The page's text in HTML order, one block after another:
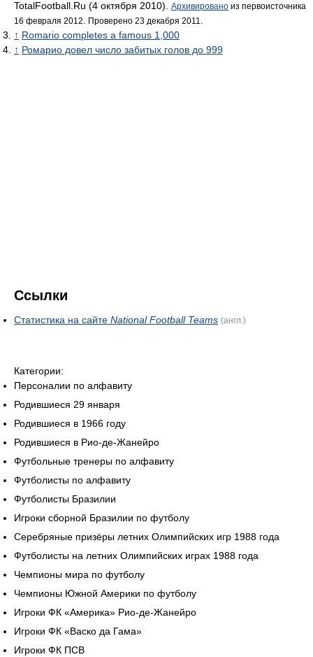
TotalFootball.Ru (4 октября 2010). Архивировано из первоисточника
16 февраля 2012.
Проверено 23 декабря 2011.
↑ Romario completes a famous 1,000
↑ Ромарио довел число забитых голов до 999
Ссылки
Статистика на сайте National Football Teams (англ.)
Категории:
Персоналии по алфавиту
Родившиеся 29 января
Родившиеся в 1966 году
Родившиеся в Рио-де-Жанейро
Футбольные тренеры по алфавиту
Футболисты по алфавиту
Футболисты Бразилии
Игроки сборной Бразилии по футболу
Серебряные призёры летних Олимпийских игр 1988 года
Футболисты на летних Олимпийских играх 1988 года
Чемпионы мира по футболу
Чемпионы Южной Америки по футболу
Игроки ФК «Америка» Рио-де-Жанейро
Игроки ФК «Васко да Гама»
Игроки ФК ПСВ